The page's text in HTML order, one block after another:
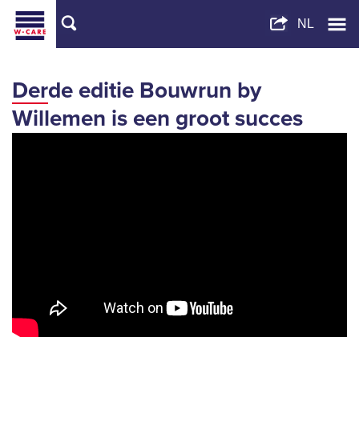
Derde editie Bouwrun by
Willemen is een groot succes